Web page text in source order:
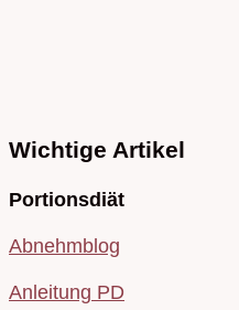
Wichtige Artikel
Portionsdiät
Abnehmblog
Anleitung PD